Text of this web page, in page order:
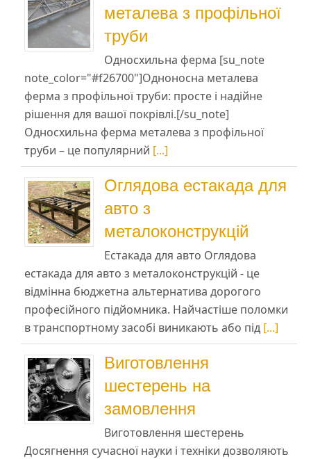
металева з профільної
труби
Односхильна ферма [su_note
note_color="#f26700"]Одноносна металева
ферма з профільної труби: просте і надійне
рішення для вашої покрівлі.[/su_note]
Односхильна ферма металева з профільної
труби – це популярний [...]
Оглядова естакада для
авто з
металоконструкцій
Естакада для авто Оглядова
естакада для авто з металоконструкцій - це
відмінна бюджетна альтернатива дорогого
професійного підйомника. Найчастіше поломки
в транспортному засобі виникають або під [...]
Виготовлення
шестерень на
замовлення
Виготовлення шестерень
Досягнення сучасної науки і техніки дозволяють